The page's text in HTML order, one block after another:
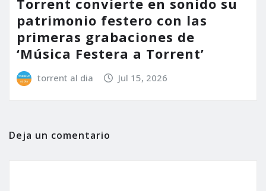
patrimonio festero con las
primeras grabaciones de
‘Música Festera a Torrent’
torrent al dia Jul 15, 2026
Deja un comentario